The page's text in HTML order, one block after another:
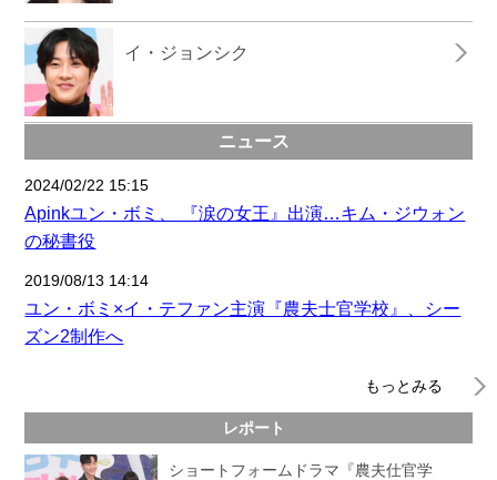
イ・ジョンシク
ニュース
2024/02/22 15:15
Apinkユン・ボミ、 『涙の女王』出演…キム・ジウォン
の秘書役
2019/08/13 14:14
ユン・ボミ×イ・テファン主演『農夫士官学校』、シー
ズン2制作へ
もっとみる
レポート
ショートフォームドラマ『農夫仕官学